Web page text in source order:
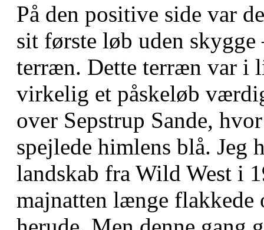
På den positive side var
sit første løb uden
terræn. Dette terræn var i
virkelig et påskeløb
over Sepstrup Sande,
spejlede himlens blå. Jeg
landskab fra Wild West i
majnatten længe flakkede